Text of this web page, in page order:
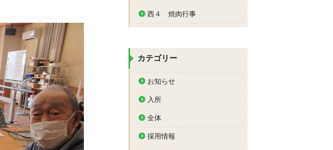
西４ 焼肉行事
カテゴリー
お知らせ
入所
全体
採用情報